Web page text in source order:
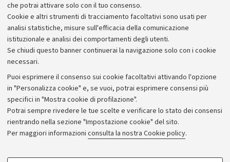
che potrai attivare solo con il tuo consenso.
Cookie e altri strumenti di tracciamento facoltativi sono usati per
analisi statistiche, misure sull'efficacia della comunicazione
istituzionale e analisi dei comportamenti degli utenti.
Se chiudi questo banner continuerai la navigazione solo con i cookie
necessari.
Puoi esprimere il consenso sui cookie facoltativi attivando l'opzione
in "Personalizza cookie" e, se vuoi, potrai esprimere consensi più
specifici in "Mostra cookie di profilazione".
Potrai sempre rivedere le tue scelte e verificare lo stato dei consensi
rientrando nella sezione "Impostazione cookie" del sito.
Per maggiori informazioni consulta la nostra Cookie policy.
Piano strategico
Bilanci
Donazioni e 5x1000
Bandi, gare e concorsi
Albo online
Amministrazione trasparente
Atti di notifica
Informazioni sul sito e accessibilità
Dichiarazione di accessibilità